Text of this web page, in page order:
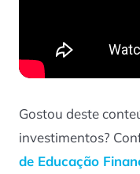
Gostou deste
investimentos?
de Educação